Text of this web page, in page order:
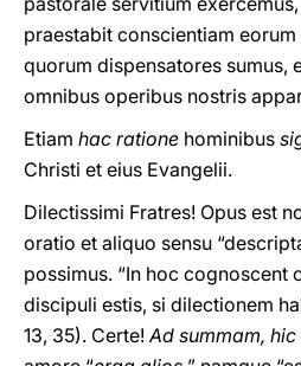
praestabit conscientiam
quorum dispensatores sumus,
omnibus operibus nostris
Etiam hac ratione hominibus
Christi et eius Evangelii.
Dilectissimi Fratres! Opus est
oratio et aliquo sensu
possimus. “In hoc cognoscent
discipuli estis, si dilectionem
13, 35). Certe!Ad summam,